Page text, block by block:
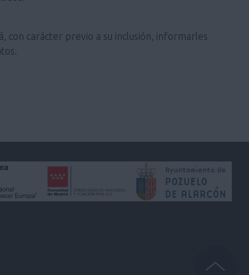
con carácter previo a su inclusión, informarles